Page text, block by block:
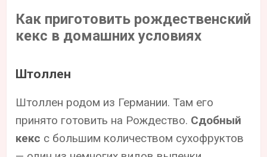
Как приготовить рождественский
кекс в домашних условиях
Штоллен
Штоллен родом из Германии. Там его
принято готовить на Рождество. Сдобный
кекс с большим количеством сухофруктов